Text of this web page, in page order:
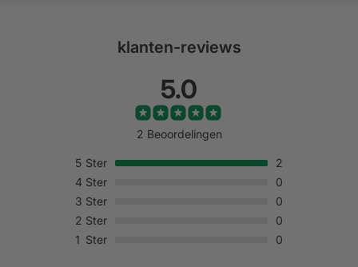
klanten-reviews
5.0
2 Beoordelingen
5 Ster
2
4 Ster
0
3 Ster
0
2 Ster
0
1 Ster 0